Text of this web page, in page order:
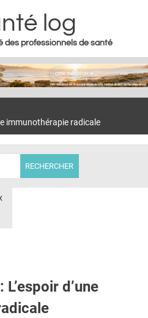
navigation
log
des professionnels de santé
immunothérapie radicale
L’espoir d’une